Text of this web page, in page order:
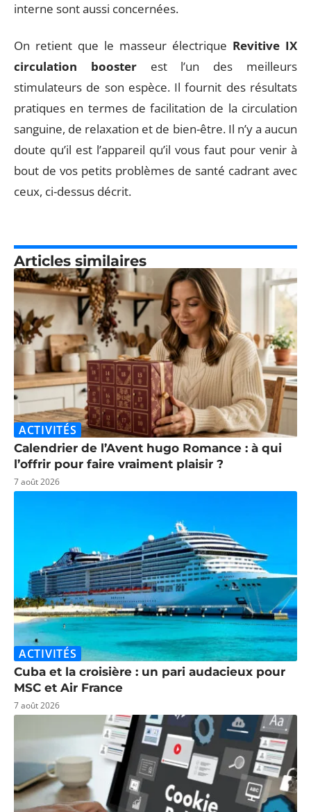
interne sont aussi concernées.
On retient que le masseur électrique Revitive IX
circulation booster est l’un des meilleurs
stimulateurs de son espèce. Il fournit des résultats
pratiques en termes de facilitation de la circulation
sanguine, de relaxation et de bien-être. Il n’y a aucun
doute qu’il est l’appareil qu’il vous faut pour venir à
bout de vos petits problèmes de santé cadrant avec
ceux, ci-dessus décrit.
Articles similaires
ACTIVITÉS
Calendrier de l’Avent hugo Romance : à qui
l’offrir pour faire vraiment plaisir ?
7 août 2026
ACTIVITÉS
Cuba et la croisière : un pari audacieux pour
MSC et Air France
7 août 2026